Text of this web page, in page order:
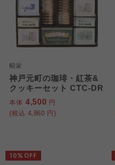
昭栄
神戸元町の珈琲・紅茶&
クッキーセット CTC-DR
本体 4,500 円
(税込 4,860 円)
10%OFF